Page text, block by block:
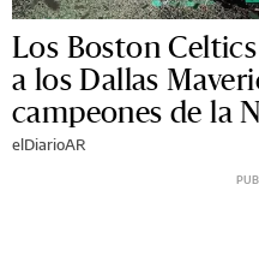
Los Boston
a los Dallas
campeones de la
elDiarioAR